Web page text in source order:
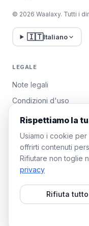
© 2026 Waalaxy. Tutti i
🇮🇹Italiano
LEGALE
Note legali
Condizioni d'uso
Politica sulla privacy
Gestisci i cookie
WAALAXY
Piano Team
Programma di
Rispettiamo la
Usiamo i cookie
offrirti contenuti
Rifiutare non toglie
privacy
Rifiuta tutto